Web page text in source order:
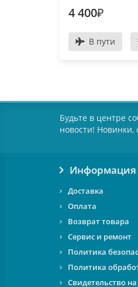
4 400₽
В пути
Будьте в центре
новости! Новинки,
Информация
Доставка
Оплата
Возврат товара
Сервис и ремонт
Политика
Политика
Свидетельство